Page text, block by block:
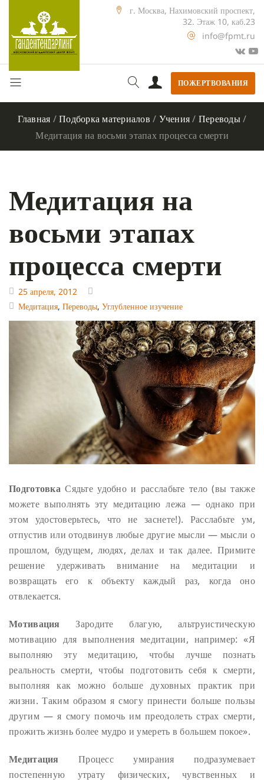
г. Москва, Нахимовский проспект,
32. Этаж 10, каб.23
info@fpmt.ru
ПОЖЕРТВОВАНИЯ
Главная /Подборка материалов / Учения/ Переводы/
Медитация на восьми этапах процесса смерти
Медитация на
восьми этапах
процесса смерти
25 апреля, 2012
Медитация, Переводы, Углубленное изучение
Подготовка Сядьте удобно и расслабьте тело (вы также
можете выполнять эту медитацию лежа — однако при
этом удостоверьтесь, что не заснете!). Расслабьте ум,
отпустив или отодвинув любые другие мысли — мысли о
прошлом, будущем, людях, делах и так далее. Примите
решение удерживать внимание на медитации и
возвращать его к объекту каждый раз, когда оно
отвлекается.
Мотивация Зародите благую, альтруистическую
мотивацию для выполнения медитации, например: «Я
выполняю эту медитацию, чтобы лучше познать
реальность смерти, чтобы подготовить себя к смерти,
выполняя как можно больше духовных практик при
жизни. Таким образом я смогу принести больше пользы
другим — я смогу помочь им преодолеть страх смерти,
прожить жизнь более мудро и умереть в большем покое».
Медитация Процесс умирания подразумевает
постепенную утрату физических, чувственных и